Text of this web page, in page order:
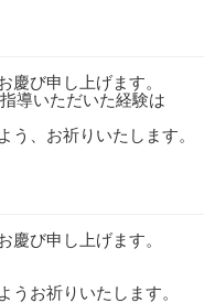
慶び申し上げます。
導いただいた経験は
う、お祈りいたします。
慶び申し上げます。
うお祈りいたします。